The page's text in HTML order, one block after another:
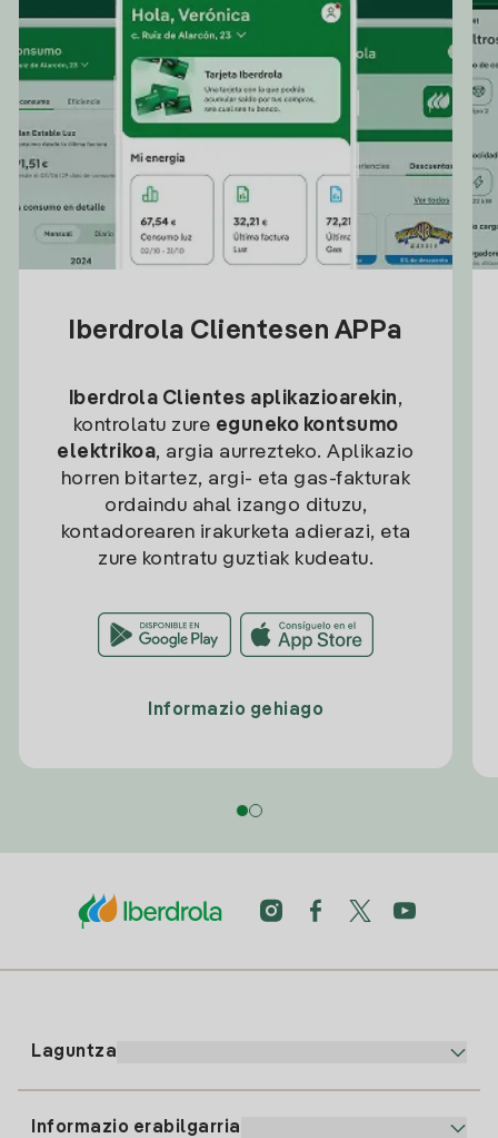
Iberdrola Clientesen APPa
Iberdrola Clientes aplikazioarekin,
kontrolatu zure eguneko kontsumo
elektrikoa, argia aurrezteko. Aplikazio
horren bitartez, argi- eta gas-fakturak
ordaindu ahal izango dituzu,
kontadorearen irakurketa adierazi, eta
zure kontratu guztiak kudeatu.
Informazio gehiago
Laguntza
Informazio erabilgarria